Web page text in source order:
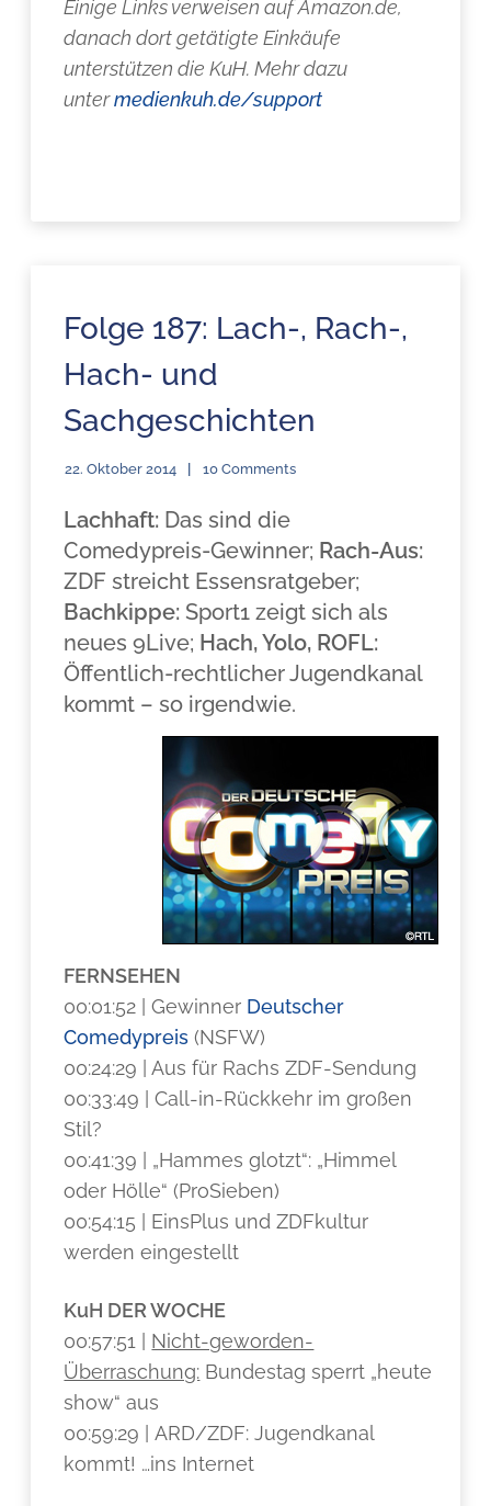
Einige Links verweisen auf Amazon.de,
danach dort getätigte Einkäufe
unterstützen die KuH. Mehr dazu
untermedienkuh.de/support
Folge 187: Lach-, Rach-,
Hach- und
Sachgeschichten
22. Oktober 2014 10 Comments
Lachhaft: Das sind die
Comedypreis-Gewinner; Rach-Aus:
ZDF streicht Essensratgeber;
Bachkippe: Sport1 zeigt sich als
neues 9Live; Hach, Yolo, ROFL:
Öffentlich-rechtlicher Jugendkanal
kommt – so irgendwie.
FERNSEHEN
00:01:52 | Gewinner Deutscher
Comedypreis (NSFW)
00:24:29 | Aus für Rachs ZDF-Sendung
00:33:49 | Call-in-Rückkehr im großen
Stil?
00:41:39 | „Hammes glotzt“: „Himmel
oder Hölle“ (ProSieben)
00:54:15 | EinsPlus und ZDFkultur
werden eingestellt
KuH DER WOCHE
00:57:51 | Nicht-geworden-
Überraschung: Bundestag sperrt „heute
show“ aus
00:59:29 | ARD/ZDF: Jugendkanal
kommt! …ins Internet